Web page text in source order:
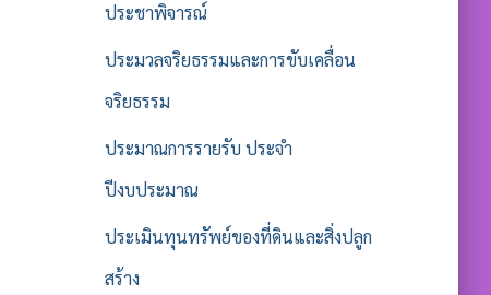
ประชาพิจารณ์
ประมวลจริยธรรมและการขับเคลื่อน
จริยธรรม
ประมาณการรายรับ ประจำ
ปีงบประมาณ
ประเมินทุนทรัพย์ของที่ดินและสิ่งปลูก
สร้าง